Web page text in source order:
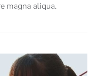
magna aliqua.